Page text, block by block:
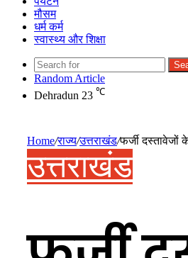
मौसम
धर्म कर्म
स्वास्थ्य और शिक्षा
Random Article
Dehradun 23 ℃
Home/राज्य/उत्तराखंड/फर्जी दस्तावेजों
उत्तराखंड